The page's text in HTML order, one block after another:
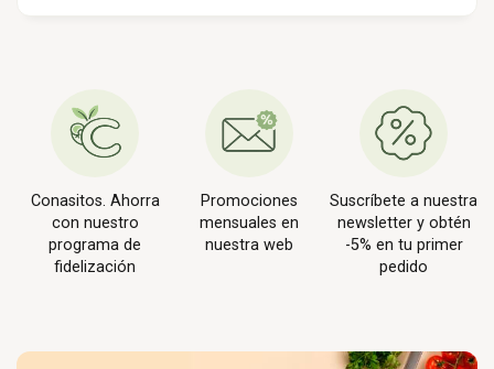
Conasitos. Ahorra
con nuestro
programa de
fidelización
Promociones
mensuales en
nuestra web
Suscríbete a nuestra
newsletter y obtén
-5% en tu primer
pedido